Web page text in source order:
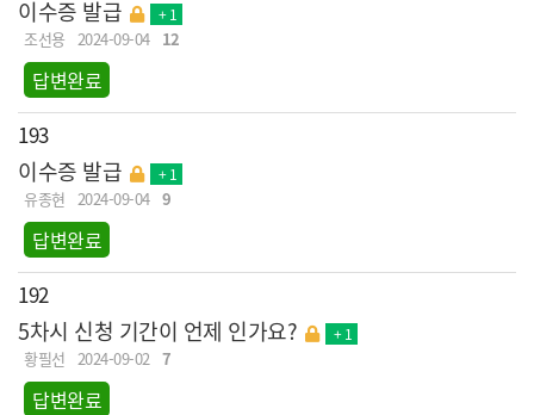
이수증 발급 + 1
조선용 2024-09-04 12
답변완료
193
이수증 발급 + 1
유종현 2024-09-04 9
답변완료
192
5차시 신청 기간이 언제 인가요? + 1
황필선 2024-09-02 7
답변완료